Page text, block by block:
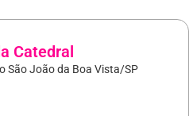
Catedral
São João da Boa Vista/SP